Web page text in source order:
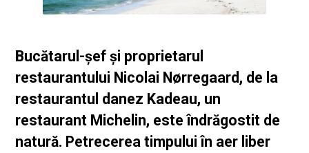
Bucătarul-șef și proprietarul
restaurantului Nicolai Nørregaard, de la
restaurantul danez Kadeau, un
restaurant Michelin, este îndrăgostit de
natură. Petrecerea timpului în aer liber